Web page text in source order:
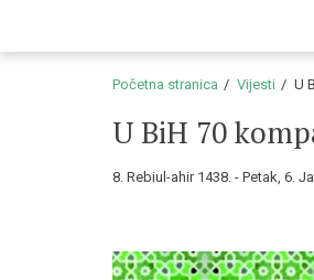
Početna stranica Vijesti U
U BiH 70
8. Rebiul-ahir 1438. - Petak, 6.